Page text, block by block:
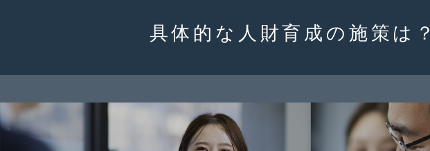
具体的な 人財育成の施策は？